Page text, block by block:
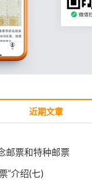
近期文章
邮票和特种邮票
”介绍(七)